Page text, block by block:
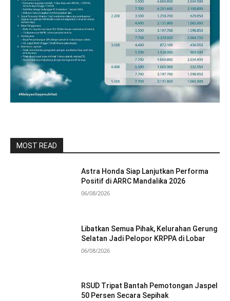
MOST READ
Astra Honda Siap Lanjutkan Performa
Positif di ARRC Mandalika 2026
06/08/2026
Libatkan Semua Pihak, Kelurahan Gerung
Selatan Jadi Pelopor KRPPA di Lobar
06/08/2026
RSUD Tripat Bantah Pemotongan Jaspel
50 Persen Secara Sepihak